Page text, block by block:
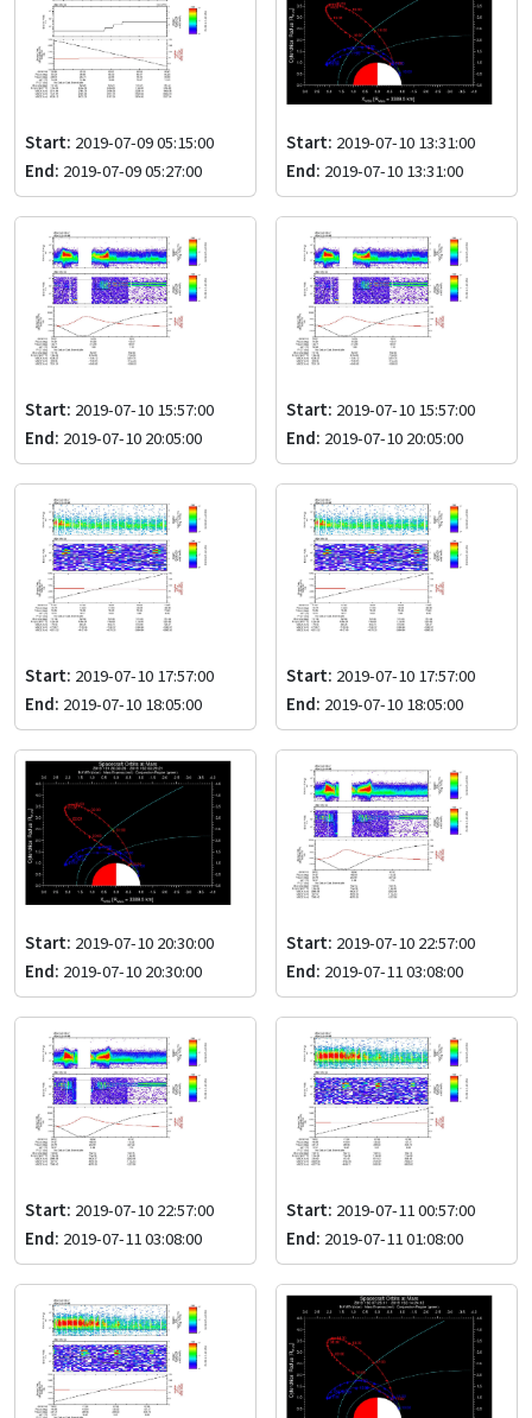
Start: 2019-07-09 05:15:00
End: 2019-07-09 05:27:00
Start: 2019-07-10 13:31:00
End: 2019-07-10 13:31:00
Start: 2019-07-10 15:57:00
End: 2019-07-10 20:05:00
Start: 2019-07-10 15:57:00
End: 2019-07-10 20:05:00
Start: 2019-07-10 17:57:00
End: 2019-07-10 18:05:00
Start: 2019-07-10 17:57:00
End: 2019-07-10 18:05:00
Start: 2019-07-10 20:30:00
End: 2019-07-10 20:30:00
Start: 2019-07-10 22:57:00
End: 2019-07-11 03:08:00
Start: 2019-07-10 22:57:00
End: 2019-07-11 03:08:00
Start: 2019-07-11 00:57:00
End: 2019-07-11 01:08:00